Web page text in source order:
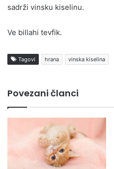
sadrži vinsku kiselinu.
Ve billahi tevfik.
Tagovi hrana vinska kiselina
Povezani članci